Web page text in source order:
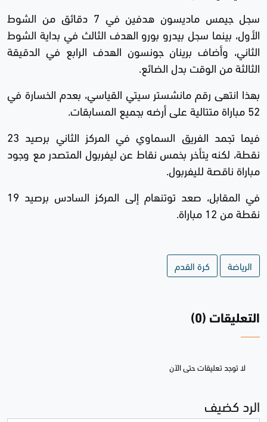
سجل جيمس ماديسون هدفين في 7 دقائق من الشوط
الأول، بينما سجل بيدرو بورو الهدف الثالث في بداية الشوط
الثاني، وأضاف برينان جونسون الهدف الرابع في الدقيقة
الثالثة من الوقت بدل الضائع.
بهذا انتهى رقم مانشستر سيتي القياسي، بعدم الخسارة في
52 مباراة متتالية على أرضه بجميع المسابقات.
فيما تجمد الفريق السماوي في المركز الثاني برصيد 23
نقطة، لكنه يتأخر بخمس نقاط عن ليفربول المتصدر مع وجود
مباراة ناقصة لليفربول.
في المقابل، صعد توتنهام إلى المركز السادس برصيد 19
نقطة من 12 مباراة.
الرياضة كرة القدم
التعليقات (0)
لا توجد تعليقات حتى الآن
الرد كضيف